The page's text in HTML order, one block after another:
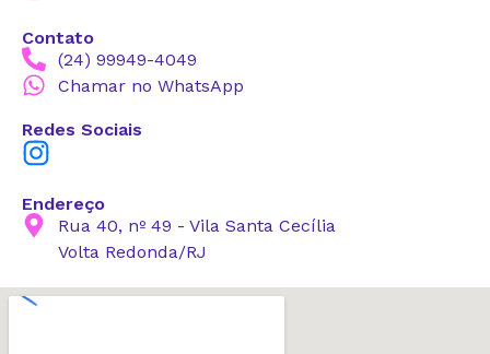
Contato
(24) 99949-4049
Chamar no WhatsApp
Redes Sociais
Endereço
Rua 40, nº 49 - Vila Santa Cecília
Volta Redonda/RJ